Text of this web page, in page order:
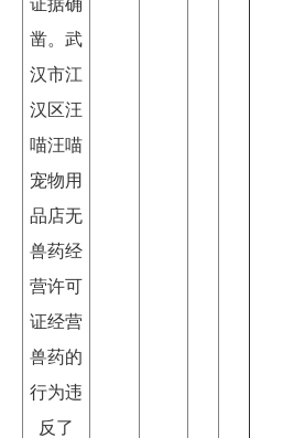
证据确
凿。武
汉市江
汉区汪
喵汪喵
宠物用
品店无
兽药经
营许可
证经营
兽药的
行为违
反了